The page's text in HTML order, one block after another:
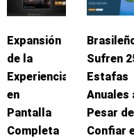
Expansión
de la
Experiencia
en
Pantalla
Completa
Sufren
Estafas
Anuales
Pesar de
Confiar